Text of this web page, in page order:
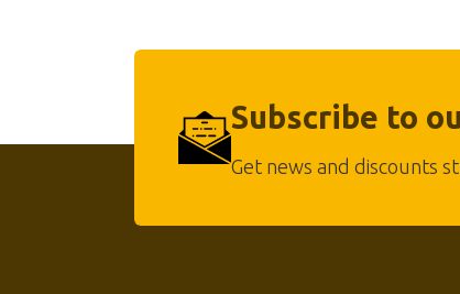
Subscribe to
Get news and discounts